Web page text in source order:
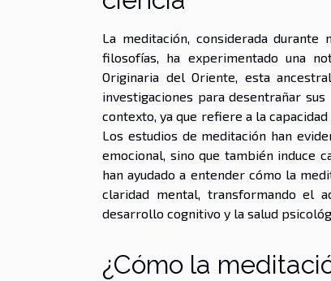
La meditación, considerada
filosofías, ha experimentado una
Originaria del Oriente, esta
investigaciones para desentrañar
contexto, ya que refiere a la
Los estudios de meditación han
emocional, sino que también induce
han ayudado a entender cómo la
claridad mental, transformando el
desarrollo cognitivo y la salud
¿Cómo la